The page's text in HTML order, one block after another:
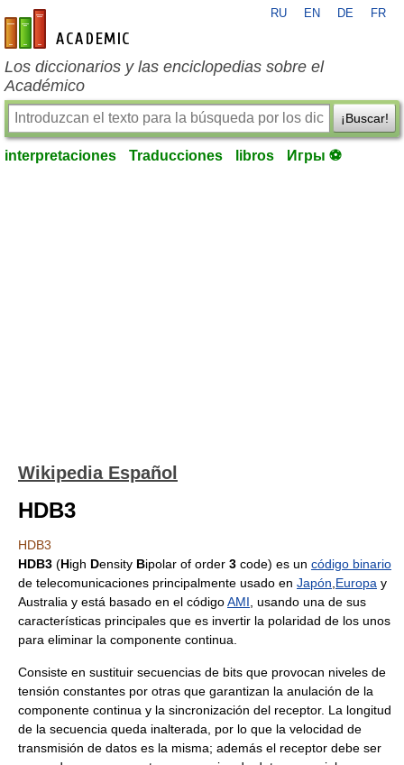
es-academic.com
RU EN DE FR
Los diccionarios y las enciclopedias sobre el
Académico
¡Buscar!
interpretaciones Traducciones libros Игры ⚽
Wikipedia Español
HDB3
HDB3
HDB3 (High Density Bipolar of order 3 code) es un código binario
de telecomunicaciones principalmente usado en Japón Europa y
Australia y está basado en el códigoAMI , usando una de sus
características principales que es invertir la polaridad de los unos
para eliminar la componente continua.
Consiste en sustituir secuencias de bits que provocan niveles de
tensión constantes por otras que garantizan la anulación de la
componente continua y la sincronización del receptor. La longitud
de la secuencia queda inalterada, por lo que la velocidad de
transmisión de datos es la misma; además el receptor debe ser